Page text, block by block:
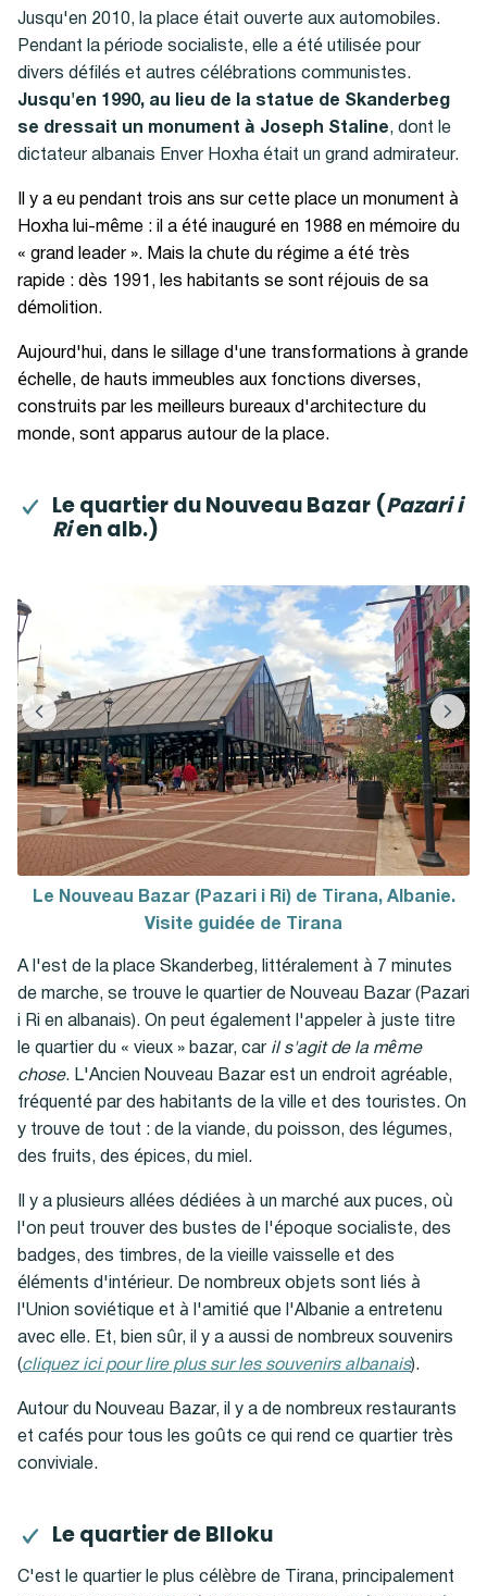
Jusqu'en 2010, la place était ouverte aux automobiles.
Pendant la période socialiste, elle a été utilisée pour
divers défilés et autres célébrations communistes.
Jusqu'en 1990, au lieu de la statue de Skanderbeg
se dressait un monument à Joseph Staline, dont le
dictateur albanais Enver Hoxha était un grand admirateur.
Il y a eu pendant trois ans sur cette place un monument à
Hoxha lui-même : il a été inauguré en 1988 en mémoire du
« grand leader ». Mais la chute du régime a été très
rapide : dès 1991, les habitants se sont réjouis de sa
démolition.
Aujourd'hui, dans le sillage d'une transformations à grande
échelle, de hauts immeubles aux fonctions diverses,
construits par les meilleurs bureaux d'architecture du
monde, sont apparus autour de la place.
Le quartier du Nouveau Bazar (Pazari i
Rien alb.)
Le Nouveau Bazar (Pazari i Ri) de Tirana, Albanie.
Visite guidée de Tirana
A l'est de la place Skanderbeg, littéralement à 7 minutes
de marche, se trouve le quartier de Nouveau Bazar (Pazari
i Ri en albanais). On peut également l'appeler à juste titre
le quartier du « vieux » bazar, car il s'agit de la même
chose. L'Ancien Nouveau Bazar est un endroit agréable,
fréquenté par des habitants de la ville et des touristes. On
y trouve de tout : de la viande, du poisson, des légumes,
des fruits, des épices, du miel.
Il y a plusieurs allées dédiées à un marché aux puces, où
l'on peut trouver des bustes de l'époque socialiste, des
badges, des timbres, de la vieille vaisselle et des
éléments d'intérieur. De nombreux objets sont liés à
l'Union soviétique et à l'amitié que l'Albanie a entretenu
avec elle. Et, bien sûr, il y a aussi de nombreux souvenirs
(cliquez ici pour lire plus sur les souvenirs albanais).
Autour du Nouveau Bazar, il y a de nombreux restaurants
et cafés pour tous les goûts ce qui rend ce quartier très
conviviale.
Le quartier de Blloku
C'est le quartier le plus célèbre de Tirana, principalement